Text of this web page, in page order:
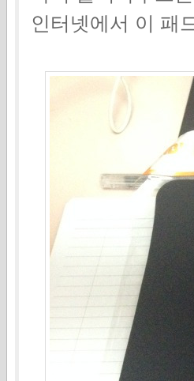
인터넷에서 이 패